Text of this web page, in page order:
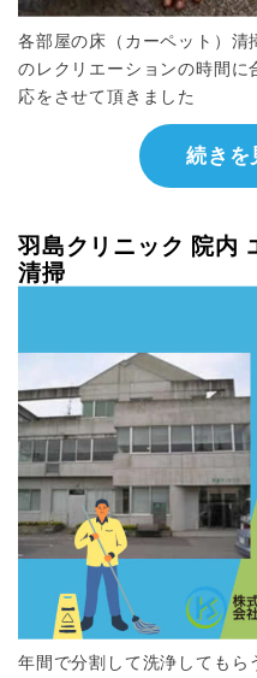
各部屋の床（カーペット）
のレクリエーションの時間
応をさせて頂きました
続きを
羽島クリニック 院内
清掃
年間で分割して洗浄しても